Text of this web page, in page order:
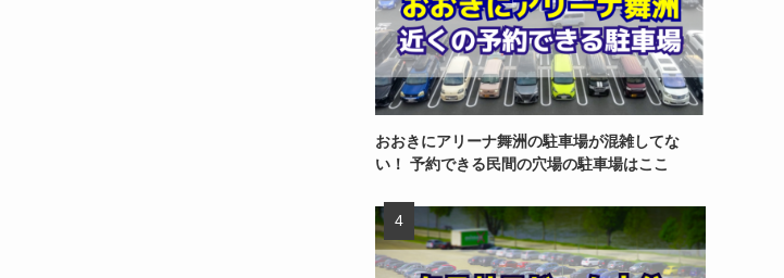
おおきにアリーナ舞洲の駐車場が混雑してな
い！ 予約できる民間の穴場の駐車場はここ